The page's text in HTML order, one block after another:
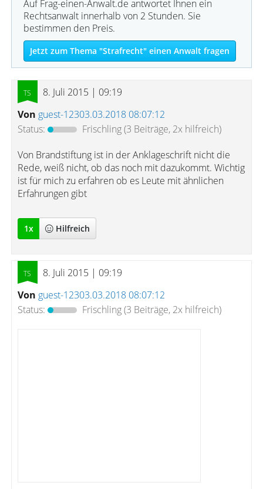
Auf Frag-einen-Anwalt.de antwortet Ihnen ein
Rechtsanwalt innerhalb von 2 Stunden. Sie
bestimmen den Preis.
Jetzt zum Thema "Strafrecht" einen Anwalt fragen
8. Juli 2015 | 09:19
Von guest-12303.03.2018 08:07:12
Status:
Frischling(3 Beiträge, 2x hilfreich)
Von Brandstiftung ist in der Anklageschrift nicht die
Rede, weiß nicht, ob das noch mit dazukommt. Wichtig
ist für mich zu erfahren ob es Leute mit ähnlichen
Erfahrungen gibt
1x Hilfreich
8. Juli 2015 | 09:19
Von guest-12303.03.2018 08:07:12
Status:
Frischling(3 Beiträge, 2x hilfreich)